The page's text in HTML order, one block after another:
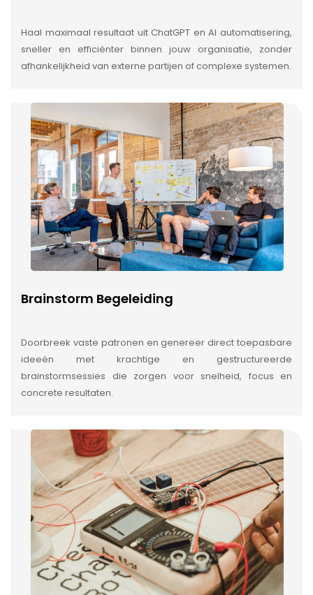
Haal maximaal resultaat uit ChatGPT en AI automatisering,
sneller en efficiënter binnen jouw organisatie, zonder
afhankelijkheid van externe partijen of complexe systemen.
Brainstorm Begeleiding
Doorbreek vaste patronen en genereer direct toepasbare
ideeën met krachtige en gestructureerde
brainstormsessies die zorgen voor snelheid, focus en
concrete resultaten.